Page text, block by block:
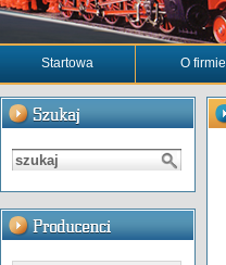
Startowa O firmie